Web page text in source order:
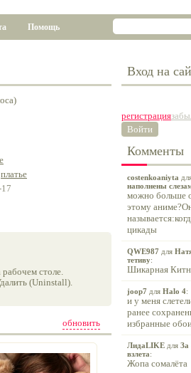
Помощь
платье
столе.
(Uninstall).
обновить
Вход на
регистрация
Войти
Комменты
costenkoaniyta
наполнены
можно больше
этому
цикады
QWE987 для
тетиву:
Шикарная
joop7 для Halo 4:
и у меня
ранее
избранные
ЛидаLIKE для За
взлета:
Жопа сомалёта